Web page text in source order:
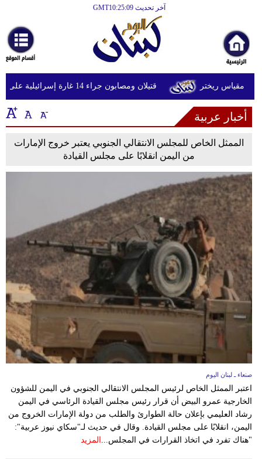
آخر تحديث GMT10:25:09
أخبارعاجلة
رياضة
ثقافة
إقتصاد
فن
وتغذية
سياحة
وسفر
ديكور
أخبار
إعلام
أزياء
قتيلان ومصابون جراء 14 غارة إسرائيلية على شرق وجنوب لبنان
أخبار عربية
الممثل الخاص للمجلس الانتقالي الجنوبي يعتبر خروج الإمارات
من اليمن انقلابًا على مجلس القيادة
صنعاء ـ لبنان اليوم
اعتبر الممثل الخاص لرئيس المجلس الانتقالي الجنوبي في اليمن للشؤون
الخارجية عمرو البيض أن قرار رئيس مجلس القيادة الرئاسي في اليمن
رشاد العليمي بإعلان حالة الطوارئ والطلب من دولة الإمارات الخروج من
اليمن، انقلابًا على مجلس القيادة. وقال في حديث لـ"سكاي نيوز عربية":
"هناك تفرد في اتخاذ القرارات في المجلس... المزيد